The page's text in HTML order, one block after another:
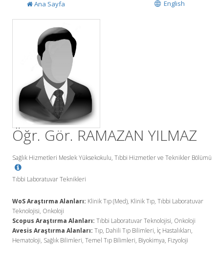
English
Ana Sayfa
Öğr. Gör. RAMAZAN YILMAZ
Sağlık Hizmetleri Meslek Yüksekokulu, Tıbbi Hizmetler ve Teknikler Bölümü
Tıbbi Laboratuvar Teknikleri
WoS Araştırma Alanları: Klinik Tıp (Med), Klinik Tıp, Tıbbi Laboratuvar
Teknolojisi, Onkoloji
Scopus Araştırma Alanları: Tıbbi Laboratuvar Teknolojisi, Onkoloji
Avesis Araştırma Alanları: Tıp, Dahili Tıp Bilimleri, İç Hastalıkları,
Hematoloji, Sağlık Bilimleri, Temel Tıp Bilimleri, Biyokimya, Fizyoloji